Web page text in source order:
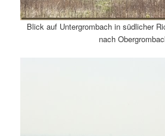
Blick auf Untergrombach in südlicher
nach